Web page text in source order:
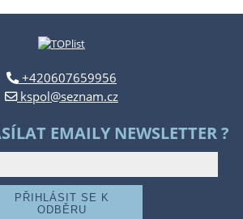
+420607659956
kspol@seznam.cz
EMAILY NEWSLETTER ?